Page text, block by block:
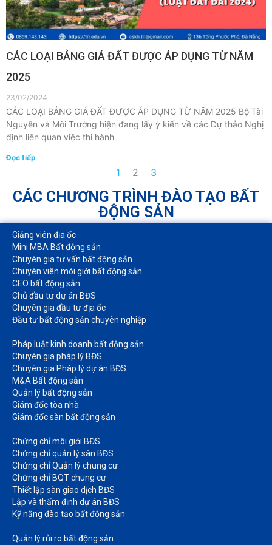
CÁC LOẠI BẢNG GIÁ ĐẤT ĐƯỢC ÁP DỤNG TỪ NĂM
2025
23/02/2024
CÁC LOẠI BẢNG GIÁ ĐẤT ĐƯỢC ÁP DỤNG TỪ NĂM 2025 Bộ Tài
Nguyên và Môi Trường hiện đang lấy ý kiến về các Dự thảo Nghị
định liên quan việc thi hành
Đọc tiếp
1 2 3
CÁC CHƯƠNG TRÌNH ĐÀO TẠO BẤT
ĐỘNG SẢN
Giảng viên địa ốc
Mini MBA Bất động sản
Chuyên gia tư vấn bất động sản
Chuyên viên môi giới bất động sản​
CEO bất động sản
Chủ đầu tư dự án BĐS
Chuyên gia đầu tư địa ốc​
Đầu tư bất động sản chuyên nghiệp
Pháp luật kinh doanh bất động sản​
Chuyên gia pháp lý BĐS
Chuyên gia Pháp lý dự án BĐS
M&A Bất động sản​
Quản lý bất động sản
Giám đốc tòa nhà​
Giám đốc sàn bất động sản
Chứng chỉ môi giới BĐS​
Chứng chỉ quản lý sàn BĐS
Chứng chỉ Quản lý chung cư​
Chứng chỉ BQT chung cư​
Thiết lập sàn giao dịch BĐS​
Lập và thẩm định dự án BĐS​
Kỹ năng đào tạo bất động sản​
Quản lý rủi ro bất động sản​